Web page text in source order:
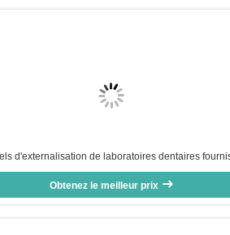
d'externalisation de laboratoires dentaires
et des solutions sur mesure pour les besoins de
Obtenez le meilleur prix